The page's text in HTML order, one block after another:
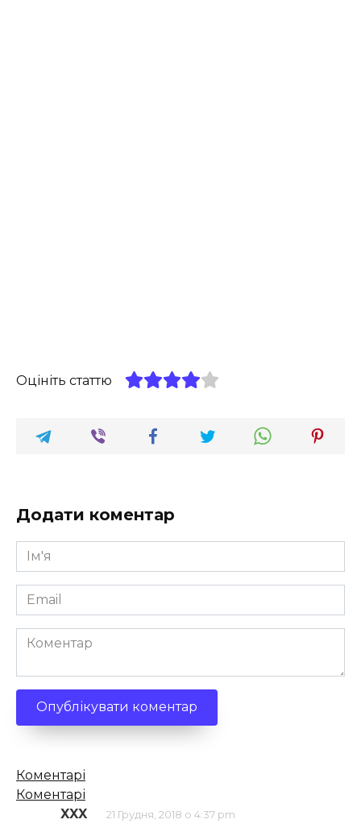
Оцініть статтю
Додати коментар
Ім'я
*
Email
*
Коментар
Кількість
коментарів
Коментарі
Коментарі
XXX
21 Грудня, 2018 о 4:37 pm